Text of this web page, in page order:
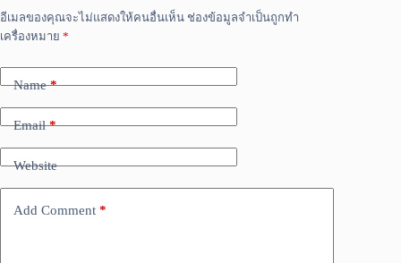
อีเมลของคุณจะไม่แสดงให้คนอื่นเห็น ช่องข้อมูลจำเป็นถูกทำ
เครื่องหมาย *
Name*
Email*
Website
Add Comment *